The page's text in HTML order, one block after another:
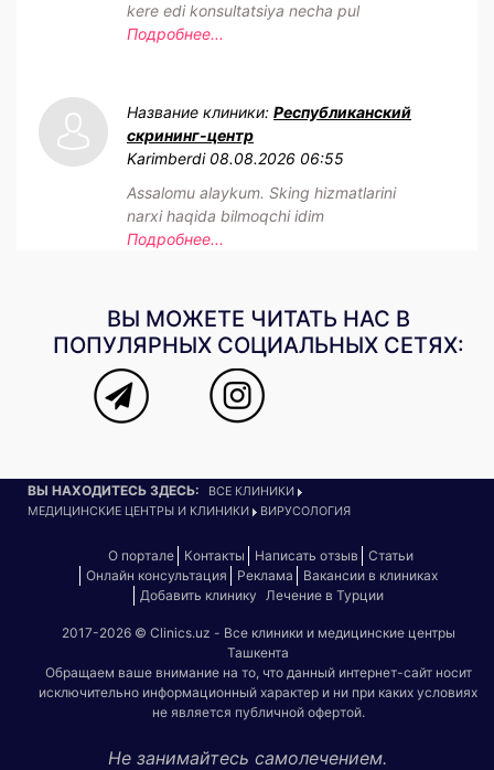
kere edi konsultatsiya necha pul
Подробнее...
Название клиники: Республиканский
скрининг-центр
Karimberdi 08.08.2026 06:55
Assalomu alaykum. Sking hizmatlarini
narxi haqida bilmoqchi idim
Подробнее...
ВЫ МОЖЕТЕ ЧИТАТЬ НАС В
ПОПУЛЯРНЫХ СОЦИАЛЬНЫХ СЕТЯХ:
ВЫ НАХОДИТЕСЬ ЗДЕСЬ:
ВСЕ КЛИНИКИ
МЕДИЦИНСКИЕ ЦЕНТРЫ И КЛИНИКИ
ВИРУСОЛОГИЯ
О портале Контакты Написать отзыв
Статьи
Онлайн консультация
Реклама
Вакансии в клиниках
Добавить клинику Лечение в Турции
2017-2026 © Clinics.uz - Все клиники и медицинские центры
Ташкента
Обращаем ваше внимание на то, что данный интернет-сайт носит
исключительно информационный характер и ни при каких условиях
не является публичной офертой.
Не занимайтесь самолечением.